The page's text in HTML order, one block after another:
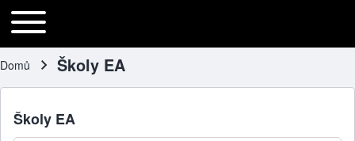
Main navigation
Toggle main menu
Drobečková navigace
Domů Školy EA
Školy EA